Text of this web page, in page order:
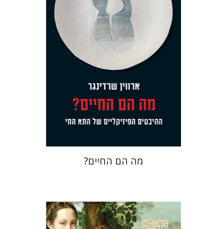
עכשיו בהנחה
$23
מה הם החיים?